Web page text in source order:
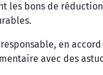
bons de
en
avec des